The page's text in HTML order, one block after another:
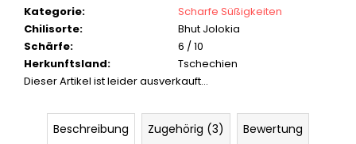
Kategorie:
Scharfe Süßigkeiten
Chilisorte:
Bhut Jolokia
Schärfe:
6 / 10
Herkunftsland:
Tschechien
Dieser Artikel ist leider ausverkauft…
Beschreibung Zugehörig (3)
Bewertung